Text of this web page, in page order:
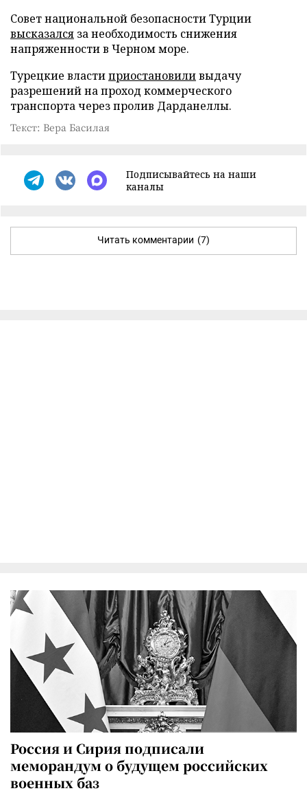
Совет национальной безопасности Турции
высказался за необходимость снижения
напряженности в Черном море.
Турецкие властиприостановиливыдачу
разрешений на проход коммерческого
транспорта через пролив Дарданеллы.
Текст: Вера Басилая
Подписывайтесь на наши
каналы
Читать комментарии (7)
Россия и Сирия подписали
меморандум о будущем российских
военных баз